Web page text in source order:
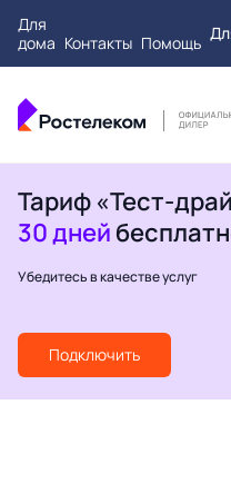
Для
дома Контакты Помощь
Тариф «Тест-
30 дней
Убедитесь в качестве услуг
Подключить